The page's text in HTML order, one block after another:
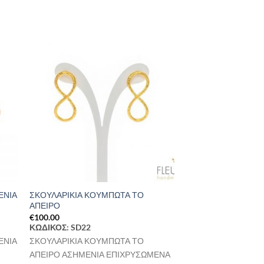
Προσθήκη
στη Λίστα
Επιθυμιών
ΣΚΟΥΛΑΡΙΚΙΑ ΚΟΥΜΠΩΤΑ ΤΟ
ΑΠΕΙΡΟ
€100.00
ΚΩΔΙΚΟΣ: SD22
ΣΚΟΥΛΑΡΙΚΙΑ ΚΟΥΜΠΩΤΑ ΤΟ
ΑΠΕΙΡΟ ΑΣΗΜΕΝΙΑ ΕΠΙΧΡΥΣΩΜΕΝΑ